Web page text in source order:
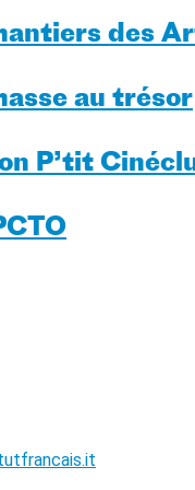
des
au trésor
P’tit